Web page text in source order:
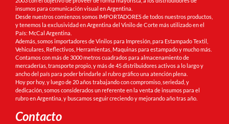
insumos para comunicación visual en Argentina.
Desde nuestros comienzos somos IMPORTADORES de todos nuestros productos,
y tenemos la exclusividad en Argentina del Vinilo de Corte más utilizado en el
País: McCal Argentina.
Además, somos importadores de Vinilos para Impresión, para Estampado Textil,
Vehiculares, Reflectivos, Herramientas, Maquinas para estampado y mucho más.
Contamos con más de 3000 metros cuadrados para almacenamiento de
mercaderías, transporte propio, y más de 45 distribuidores activos a lo largo y
ancho del país para poder brindarle al rubro gráfico una atención plena.
Hoy por hoy, y luego de 20 años trabajando con compromiso, seriedad, y
dedicación, somos considerados un referente en la venta de insumos para el
rubro en Argentina, y buscamos seguir creciendo y mejorando año tras año.
Contacto